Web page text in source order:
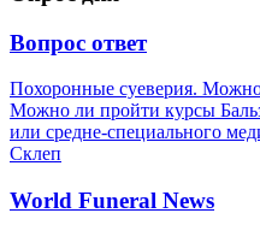
Вопрос ответ
Похоронные суеверия.
Можно ли пройти курсы
или средне-специального
Склеп
World Funeral News